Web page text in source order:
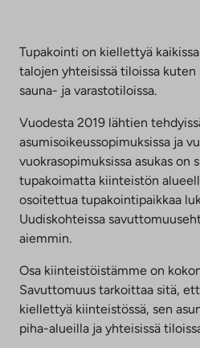
Tupakointi on kiellettyä
talojen yhteisissä tiloissa kuten
sauna- ja varastotiloissa.
Vuodesta 2019 lähtien
asumisoikeussopimuksissa ja
vuokrasopimuksissa asukas on
tupakoimatta kiinteistön
osoitettua tupakointipaikkaa
Uudiskohteissa
aiemmin.
Osa kiinteistöistämme on
Savuttomuus tarkoittaa sitä,
kiellettyä kiinteistössä, sen
piha-alueilla ja yhteisissä